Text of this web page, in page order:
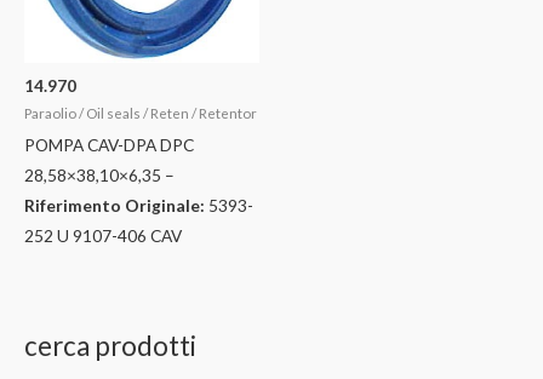
14.970
Paraolio / Oil seals / Reten / Retentor
POMPA CAV-DPA DPC
28,58×38,10×6,35 –
Riferimento Originale: 5393-
252 U 9107-406 CAV
cerca prodotti